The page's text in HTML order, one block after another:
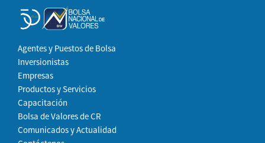
Agentes y Puestos de Bolsa
Inversionistas
Empresas
Productos y Servicios
Capacitación
Bolsa de Valores de CR
Comunicados y Actualidad